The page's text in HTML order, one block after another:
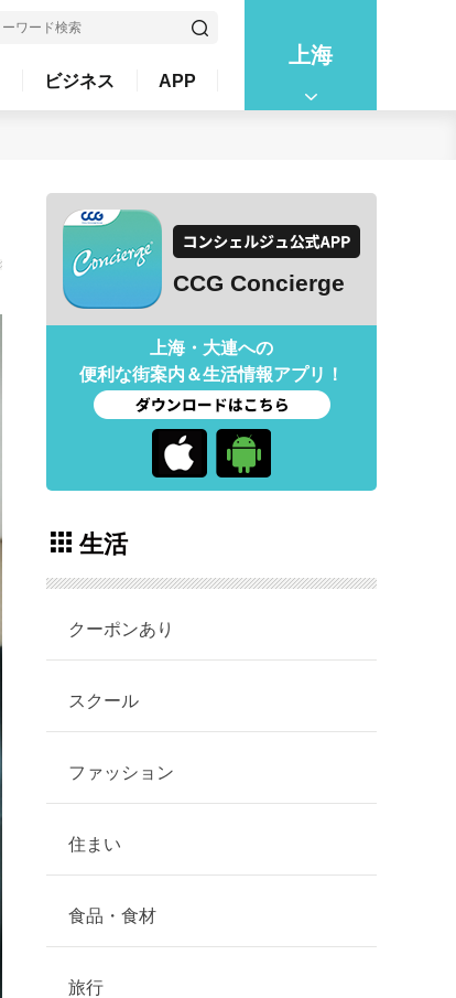
上海
ビジネス APP
CCG Concierge
上海・大連への
便利な街案内＆生活情報アプリ！
生活
クーポンあり
スクール
ファッション
住まい
食品・食材
旅行